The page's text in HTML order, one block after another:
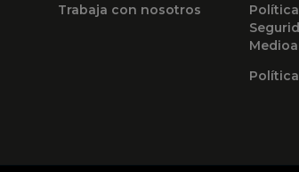
Trabaja con nosotros